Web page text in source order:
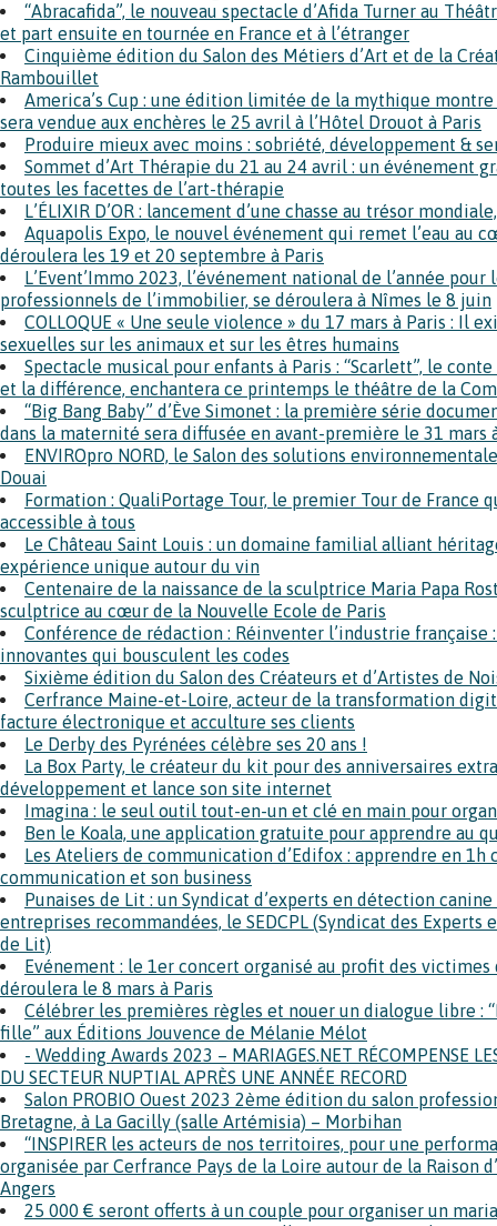
“Abracafida”, le nouveau spectacle d’Afida Turner au
et part ensuite en tournée en France et à l’étranger
Cinquième édition du Salon des Métiers d’Art et de la
Rambouillet
America’s Cup : une édition limitée de la mythique montre
sera vendue aux enchères le 25 avril à l’Hôtel Drouot à Paris
Produire mieux avec moins : sobriété, développement &
Sommet d’Art Thérapie du 21 au 24 avril : un événement
toutes les facettes de l’art-thérapie
L’ÉLIXIR D’OR : lancement d’une chasse au trésor
Aquapolis Expo, le nouvel événement qui remet l’eau au
déroulera les 19 et 20 septembre à Paris
L’Event’Immo 2023, l’événement national de l’année
professionnels de l’immobilier, se déroulera à Nîmes le 8 juin
COLLOQUE « Une seule violence » du 17 mars à Paris : Il
sexuelles sur les animaux et sur les êtres humains
Spectacle musical pour enfants à Paris : “Scarlett”, le
et la différence, enchantera ce printemps le théâtre de la
“Big Bang Baby” d’Ève Simonet : la première série
dans la maternité sera diffusée en avant-première le 31 mars
ENVIROpro NORD, le Salon des solutions
Douai
Formation : QualiPortage Tour, le premier Tour de
accessible à tous
Le Château Saint Louis : un domaine familial alliant
expérience unique autour du vin
Centenaire de la naissance de la sculptrice Maria Papa
sculptrice au cœur de la Nouvelle Ecole de Paris
Conférence de rédaction : Réinventer l’industrie française
innovantes qui bousculent les codes
Sixième édition du Salon des Créateurs et d’Artistes de
Cerfrance Maine-et-Loire, acteur de la transformation
facture électronique et acculture ses clients
Le Derby des Pyrénées célèbre ses 20 ans !
La Box Party, le créateur du kit pour des anniversaires
développement et lance son site internet
Imagina : le seul outil tout-en-un et clé en main pour
Ben le Koala, une application gratuite pour apprendre au
Les Ateliers de communication d’Edifox : apprendre en 1h
communication et son business
Punaises de Lit : un Syndicat d’experts en détection
entreprises recommandées, le SEDCPL (Syndicat des Experts
de Lit)
Evénement : le 1er concert organisé au profit des
déroulera le 8 mars à Paris
Célébrer les premières règles et nouer un dialogue libre :
fille” aux Éditions Jouvence de Mélanie Mélot
- Wedding Awards 2023 – MARIAGES.NET RÉCOMPENSE
DU SECTEUR NUPTIAL APRÈS UNE ANNÉE RECORD
Salon PROBIO Ouest 2023 2ème édition du salon
Bretagne, à La Gacilly (salle Artémisia) – Morbihan
“INSPIRER les acteurs de nos territoires, pour une
organisée par Cerfrance Pays de la Loire autour de la Raison
Angers
25 000 € seront offerts à un couple pour organiser un